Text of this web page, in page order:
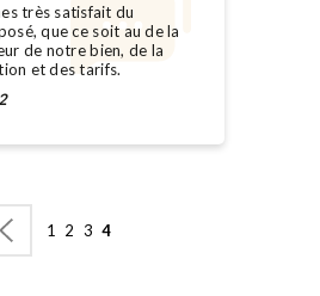
très satisfait du
que ce soit au de la
de notre bien, de la
et des tarifs.
1 2 3 4